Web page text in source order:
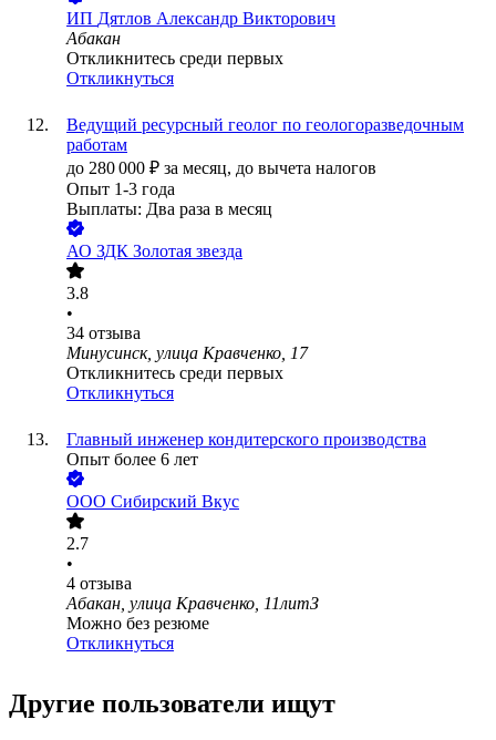
ИП Дятлов Александр Викторович
Абакан
Откликнитесь среди первых
Откликнуться
Ведущий ресурсный геолог по геологоразведочным
работам
до 280 000 ₽ за месяц, до вычета налогов
Опыт 1-3 года
Выплаты: Два раза в месяц
АО ЗДК Золотая звезда
3.8
•
34 отзыва
Минусинск, улица Кравченко, 17
Откликнитесь среди первых
Откликнуться
Главный инженер кондитерского производства
Опыт более 6 лет
ООО Сибирский Вкус
2.7
•
4 отзыва
Абакан, улица Кравченко, 11литЗ
Можно без резюме
Откликнуться
Другие пользователи ищут